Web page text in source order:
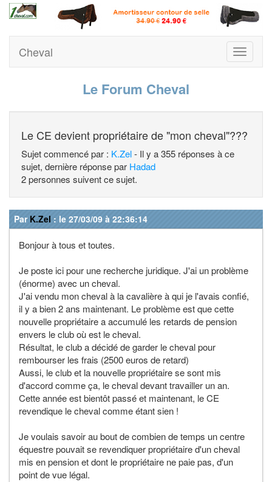
Toggle
Cheval
Le Forum Cheval
Le CE devient propriétaire de "mon cheval"???
Sujet commencé par : K.Zel- Il y a 355 réponses à ce
sujet, dernière réponse par Hadad
2 personnes suivent ce sujet.
Par K.Zel : le 27/03/09 à 22:36:14
Bonjour à tous et toutes.
Je poste ici pour une recherche juridique. J'ai un problème
(énorme) avec un cheval.
J'ai vendu mon cheval à la cavalière à qui je l'avais confié,
il y a bien 2 ans maintenant. Le problème est que cette
nouvelle propriétaire a accumulé les retards de pension
envers le club où est le cheval.
Résultat, le club a décidé de garder le cheval pour
rembourser les frais (2500 euros de retard)
Aussi, le club et la nouvelle propriétaire se sont mis
d'accord comme ça, le cheval devant travailler un an.
Cette année est bientôt passé et maintenant, le CE
revendique le cheval comme étant sien !
Je voulais savoir au bout de combien de temps un centre
équestre pouvait se revendiquer propriétaire d'un cheval
mis en pension et dont le propriétaire ne paie pas, d'un
point de vue légal.